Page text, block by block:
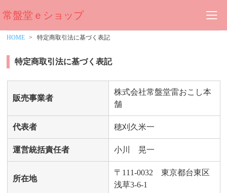
常盤堂ｅショップ
HOME 特定商取引法に基づく表記
特定商取引法に基づく表記
販売事業者
株式会社常盤堂雷おこし本
舗
代表者 穂刈久米一
運営統括責任者 小川 晃一
所在地
〒111-0032 東京都台東区
浅草3-6-1